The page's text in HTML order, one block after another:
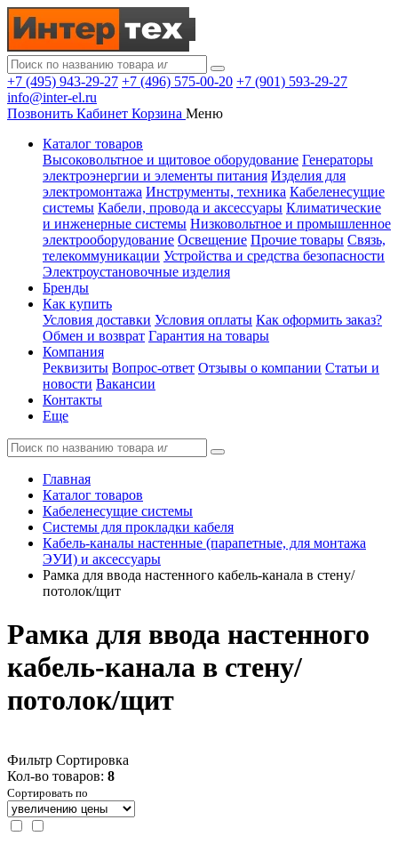
+7 (495) 943-29-27 +7 (496) 575-00-20 +7 (901) 593-29-27
info@inter-el.ru
Позвонить Кабинет Корзина Меню
Каталог товаров
Высоковольтное и щитовое оборудование Генераторы
электроэнергии и элементы питания Изделия для
электромонтажа Инструменты, техника Кабеленесущие
системы Кабели, провода и аксессуары Климатические
и инженерные системы Низковольтное и промышленное
электрооборудование Освещение Прочие товары Связь,
телекоммуникации Устройства и средства безопасности
Электроустановочные изделия
Бренды
Как купить
Условия доставки Условия оплаты Как оформить заказ?
Обмен и возврат Гарантия на товары
Компания
Реквизиты Вопрос-ответ Отзывы о компании Статьи и
новости Вакансии
Контакты
Еще
Главная
Каталог товаров
Кабеленесущие системы
Системы для прокладки кабеля
Кабель-каналы настенные (парапетные, для монтажа
ЭУИ) и аксессуары
Рамка для ввода настенного кабель-канала в стену/
потолок/щит
Рамка для ввода настенного
кабель-канала в стену/
потолок/щит
Фильтр Сортировка
Кол-во товаров: 8
Сортировать по